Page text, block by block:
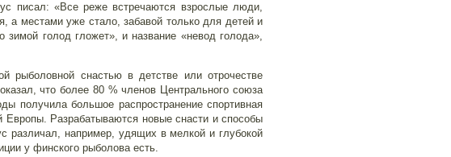
писал: «Все реже встречаются взрослые люди,
а местами уже стало, забавой только для детей и
голод гложет», и название «невод голода»,
рыболовной снастью в детстве или отрочестве
что более 80 % членов Центрального союза
получила большое распространение спортивная
Европы. Разрабатываются новые снасти и способы
например, удящих в мелкой и глубокой
у финского рыболова есть.